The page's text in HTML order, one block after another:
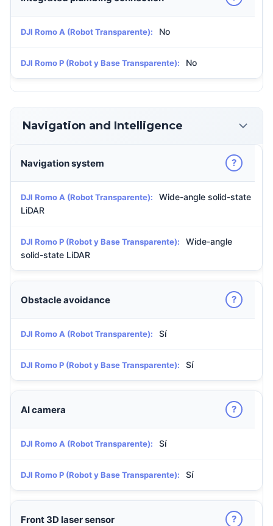
DJI Romo A (Robot Transparente): No
DJI Romo P (Robot y Base Transparente): No
Navigation and Intelligence
Navigation system ?
DJI Romo A (Robot Transparente):
Wide-angle solid-state
LiDAR
DJI Romo P (Robot y Base Transparente):
Wide-angle
solid-state LiDAR
Obstacle avoidance ?
DJI Romo A (Robot Transparente): Sí
DJI Romo P (Robot y Base Transparente): Sí
AI camera ?
DJI Romo A (Robot Transparente): Sí
DJI Romo P (Robot y Base Transparente): Sí
Front 3D laser sensor ?